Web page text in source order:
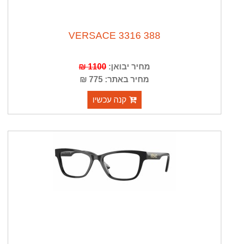
VERSACE 3316 388
מחיר יבואן: 1100 ₪
מחיר באתר: 775 ₪
קנה עכשיו